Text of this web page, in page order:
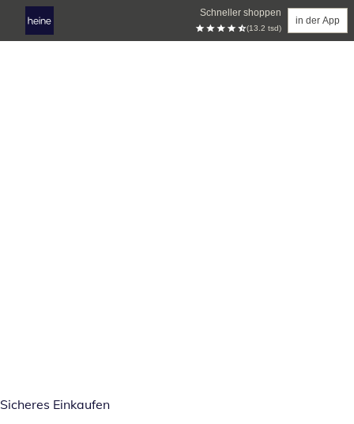
Schneller shoppen
(13.2 tsd)
in der App
Sicheres Einkaufen